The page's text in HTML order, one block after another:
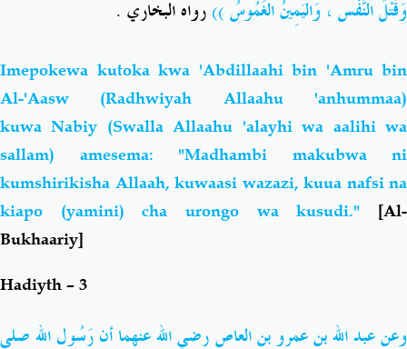
وَقَتْلُ النَّفْس ، وَاليَمِينُ الغَمُوسُ ))رواه البخاري .
Imepokewa kutoka kwa 'Abdillaahi bin 'Amru bin
Al-'Aasw (Radhwiyah Allaahu 'anhummaa)
kuwaNabiy (Swalla Allaahu 'alayhi wa aalihi wa
sallam) amesema: "Madhambi makubwa ni
kumshirikisha Allaah, kuwaasi wazazi, kuua nafsi na
kiapo (yamini) cha urongo wa kusudi." [Al-
Bukhaariy]
Hadiyth – 3
وعن عبد الله بن عمرو بن العاص رضي الله عنهماأن رَسُول اللهصلى